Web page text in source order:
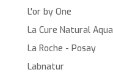
L'or by One
La Cure Natural Aqua
La Roche - Posay
Labnatur